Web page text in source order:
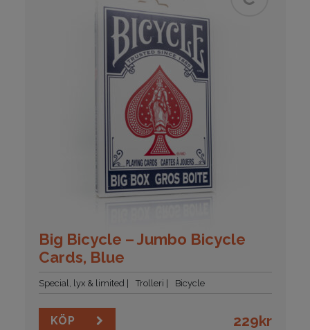
Big Bicycle – Jumbo Bicycle
Cards, Blue
Special, lyx & limited Trolleri Bicycle
KÖP 229kr